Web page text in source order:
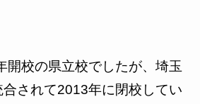
開校の県立校でしたが、埼玉
されて2013年に閉校してい